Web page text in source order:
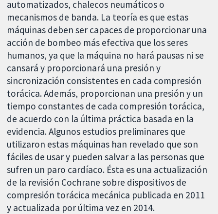
automatizados, chalecos neumáticos o
mecanismos de banda. La teoría es que estas
máquinas deben ser capaces de proporcionar una
acción de bombeo más efectiva que los seres
humanos, ya que la máquina no hará pausas ni se
cansará y proporcionará una presión y
sincronización consistentes en cada compresión
torácica. Además, proporcionan una presión y un
tiempo constantes de cada compresión torácica,
de acuerdo con la última práctica basada en la
evidencia. Algunos estudios preliminares que
utilizaron estas máquinas han revelado que son
fáciles de usar y pueden salvar a las personas que
sufren un paro cardíaco. Ésta es una actualización
de la revisión Cochrane sobre dispositivos de
compresión torácica mecánica publicada en 2011
y actualizada por última vez en 2014.